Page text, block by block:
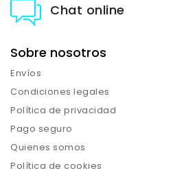
Chat online
Sobre nosotros
Envíos
Condiciones legales
Política de privacidad
Pago seguro
Quienes somos
Política de cookies